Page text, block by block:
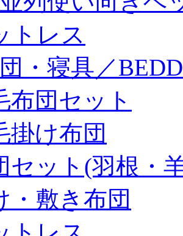
トレス
・寝具／
布団セット
掛け布団
セット(羽根・
・敷き布団